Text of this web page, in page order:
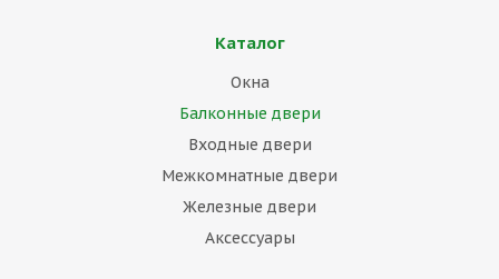
Каталог
Окна
Балконные двери
Входные двери
Межкомнатные двери
Железные двери
Аксессуары